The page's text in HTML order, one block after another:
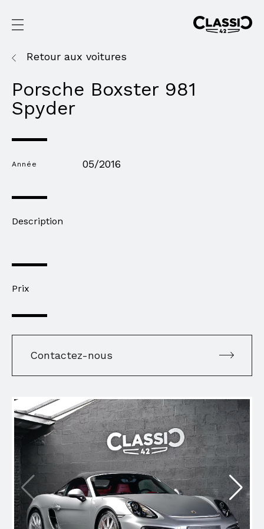
Retour aux voitures
Porsche Boxster 981
Spyder
Année 05/2016
Description
Prix
Contactez-nous